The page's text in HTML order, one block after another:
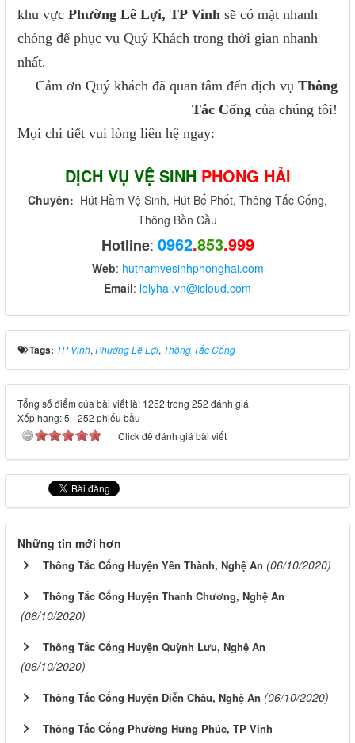
khu vực Phường Lê Lợi, TP Vinh sẽ có mặt nhanh
chóng để phục vụ Quý Khách trong thời gian nhanh
nhất.
Cảm ơn Quý khách đã quan tâm đến dịch vụ Thông
Tắc Cống của chúng tôi!
Mọi chi tiết vui lòng liên hệ ngay:
DỊCH VỤ VỆ SINH PHONG HẢI
Chuyên: Hút Hầm Vệ Sinh, Hút Bể Phốt, Thông Tắc Cống,
Thông Bồn Cầu
Hotline: 0962.853.999
Web: huthamvesinhphonghai.com
Email: lelyhai.vn@icloud.com
Tags: TP Vinh, Phường Lê Lợi, Thông Tắc Cống
Tổng số điểm của bài viết là: 1252 trong 252 đánh giá
Xếp hạng:5 -252 phiếu bầu
Click để đánh giá bài viết
Những tin mới hơn
Thông Tắc Cống Huyện Yên Thành, Nghệ An (06/10/2020)
Thông Tắc Cống Huyện Thanh Chương, Nghệ An
(06/10/2020)
Thông Tắc Cống Huyện Quỳnh Lưu, Nghệ An
(06/10/2020)
Thông Tắc Cống Huyện Diễn Châu, Nghệ An (06/10/2020)
Thông Tắc Cống Phường Hưng Phúc, TP Vinh